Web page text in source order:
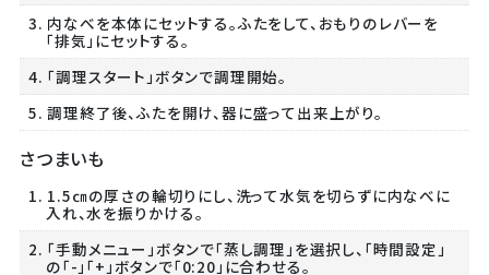
3. 内なべを本体にセットする。ふたをして、おもりのレバーを
「排気」にセットする。
4. 「調理スタート」ボタンで調理開始。
5. 調理終了後、ふたを開け、器に盛って出来上がり。
さつまいも
1. 1.5㎝の厚さの輪切りにし、洗って水気を切らずに内なべに
入れ、水を振りかける。
2. 「手動メニュー」ボタンで「蒸し調理」を選択し、「時間設定」
の「-」「+」ボタンで「0:20」に合わせる。